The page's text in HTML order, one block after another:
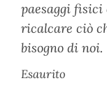
paesaggi fisici
ricalcare ciò
bisogno di noi.
Esaurito